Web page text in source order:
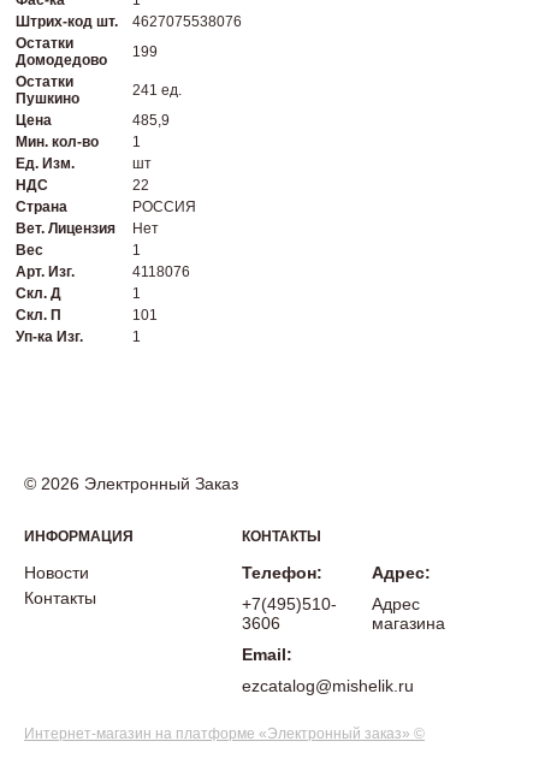
Штрих-код шт.
4627075538076
Остатки
Домодедово
199
Остатки
Пушкино
241 ед.
Цена
485,9
Мин. кол-во
1
Ед. Изм.
шт
НДС
22
Страна
РОССИЯ
Вет. Лицензия
Нет
Вес
1
Арт. Изг.
4118076
Скл. Д
1
Скл. П
101
Уп-ка Изг.
1
© 2026 Электронный Заказ
ИНФОРМАЦИЯ
Новости
Контакты
КОНТАКТЫ
Телефон:
+7(495)510-
3606
Email:
ezcatalog@mishelik.ru
Адрес:
Адрес
магазина
Интернет-магазин на платформе «Электронный заказ» ©